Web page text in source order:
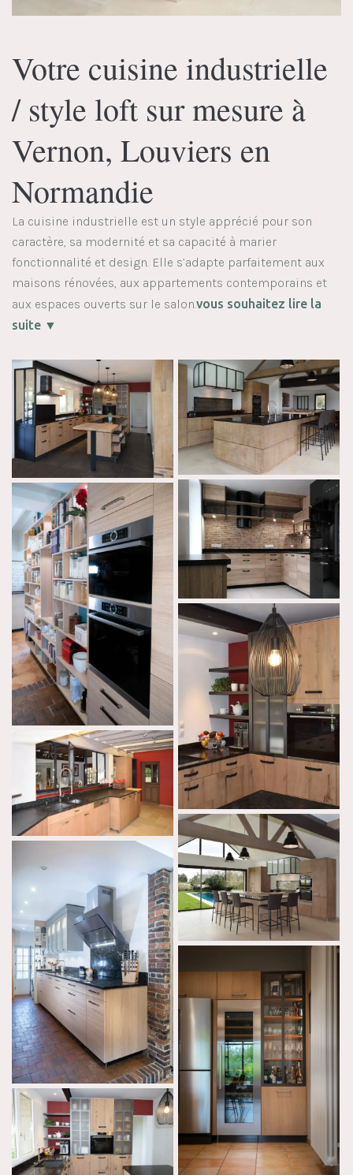
Votre cuisine industrielle
/ style loft sur mesure à
Vernon, Louviers en
Normandie
La cuisine industrielle est un style apprécié pour son
caractère, sa modernité et sa capacité à marier
fonctionnalité et design. Elle s’adapte parfaitement aux
maisons rénovées, aux appartements contemporains et
aux espaces ouverts sur le salon.vous souhaitez lire la
suite ▼